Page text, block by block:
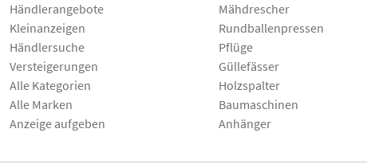
Händlerangebote
Kleinanzeigen
Händlersuche
Versteigerungen
Alle Kategorien
Alle Marken
Anzeige aufgeben
Mähdrescher
Rundballenpressen
Pflüge
Güllefässer
Holzspalter
Baumaschinen
Anhänger